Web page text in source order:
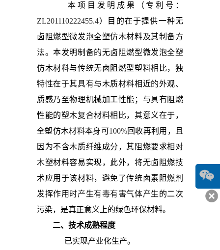
本项目发明成果（专利号：
ZL201110222455.4）目的在于提供一种无
卤阻燃型微发泡全塑仿木材料及其制备方
法。本发明制备的无卤阻燃型微发泡全塑
仿木材料与传统无卤阻燃型塑料相比，独
特性在于其具有与木质材料相近的外观、
质感乃至物理机械加工性能；与具有阻燃
性能的塑木复合材料相比，其意义在于，
全塑仿木材料本身可100%回收再利用，且
因为不含木质纤维成分，其阻燃要求相对
木塑材料容易实现，此外，将无卤阻燃技
术应用于该材料，避免了传统卤素阻燃剂
发挥作用时产生有毒有害气体产生的二次
污染，是真正意义上的绿色环保材料。
二、技术成熟程度
已实现产业化生产。